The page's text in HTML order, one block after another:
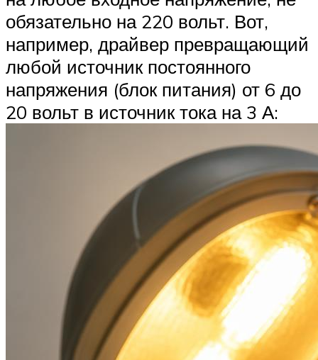
обязательно на 220 вольт. Вот,
например, драйвер превращающий
любой источник постоянного
напряжения (блок питания) от 6 до
20 вольт в источник тока на 3 А: